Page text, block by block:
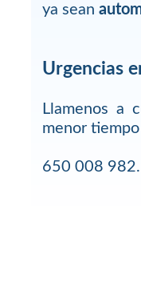
ya sean
Urgencias
Llamenos a
menor
650 008 982.